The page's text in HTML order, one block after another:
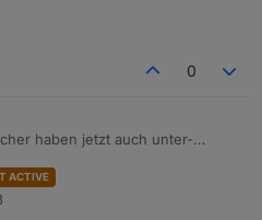
0
haben jetzt auch unter-
ACTIVE